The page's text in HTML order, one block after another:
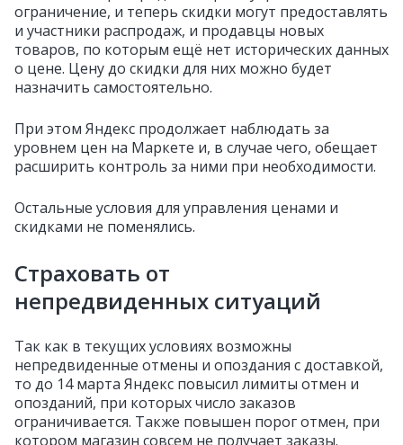
ограничение, и теперь скидки могут предоставлять
и участники распродаж, и продавцы новых
товаров, по которым ещё нет исторических данных
о цене. Цену до скидки для них можно будет
назначить самостоятельно.
При этом Яндекс продолжает наблюдать за
уровнем цен на Маркете и, в случае чего, обещает
расширить контроль за ними при необходимости.
Остальные условия для управления ценами и
скидками не поменялись.
Страховать от
непредвиденных ситуаций
Так как в текущих условиях возможны
непредвиденные отмены и опоздания с доставкой,
то до 14 марта Яндекс повысил лимиты отмен и
опозданий, при которых число заказов
ограничивается. Также повышен порог отмен, при
котором магазин совсем не получает заказы.